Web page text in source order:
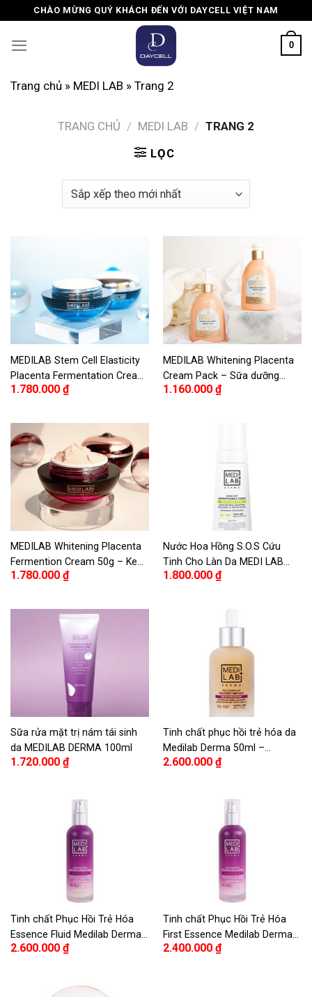
content
CHÀO MỪNG QUÝ KHÁCH ĐẾN VỚI DAYCELL VIỆT NAM
0
Trang chủ » MEDI LAB » Trang 2
TRANG CHỦ / MEDI LAB / TRANG 2
LỌC
MEDILAB Stem Cell Elasticity
Placenta Fermentation Cream
– Kem dưỡng lên men nhau
gốc MEDILAB
1.780.000 ₫
MEDILAB Whitening Placenta
Cream Pack – Sữa dưỡng
body nhau thai cừu
1.160.000 ₫
MEDILAB Whitening Placenta
Fermention Cream 50g – Kem
dưỡng lên men nhau thai cừu
1.780.000 ₫
Nước Hoa Hồng S.O.S Cứu
Tinh Cho Làn Da MEDI LAB
DERMA SENSITIVE BARRIER
1.800.000 ₫
Sữa rửa mặt trị nám tái sinh
da MEDILAB DERMA 100ml
1.720.000 ₫
Tinh chất phục hồi trẻ hóa da
Medilab Derma 50ml –
Medilab Derma Rejuvenation
2.600.000 ₫
Tinh chất Phục Hồi Trẻ Hóa
Essence Fluid Medilab Derma
130ml – Medilab Derma
2.600.000 ₫
Tinh chất Phục Hồi Trẻ Hóa
First Essence Medilab Derma
130ml – Medilab Derma
2.400.000 ₫